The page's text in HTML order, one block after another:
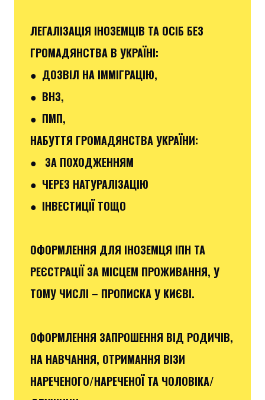
ЛЕГАЛІЗАЦІЯ ІНОЗЕМЦІВ ТА ОСІБ БЕЗ
ГРОМАДЯНСТВА В УКРАЇНІ:
● ДОЗВІЛ НА ІММІГРАЦІЮ,
● ВНЗ,
● ПМП,
НАБУТТЯ ГРОМАДЯНСТВА УКРАЇНИ:
● ЗА ПОХОДЖЕННЯМ
● ЧЕРЕЗ НАТУРАЛІЗАЦІЮ
● ІНВЕСТИЦІЇ ТОЩО
ОФОРМЛЕННЯ ДЛЯ ІНОЗЕМЦЯ ІПН ТА
РЕЄСТРАЦІЇ ЗА МІСЦЕМ ПРОЖИВАННЯ, У
ТОМУ ЧИСЛІ – ПРОПИСКА У КИЄВІ.
ОФОРМЛЕННЯ ЗАПРОШЕННЯ ВІД РОДИЧІВ,
НА НАВЧАННЯ, ОТРИМАННЯ ВІЗИ
НАРЕЧЕНОГО/НАРЕЧЕНОЇ ТА ЧОЛОВІКА/